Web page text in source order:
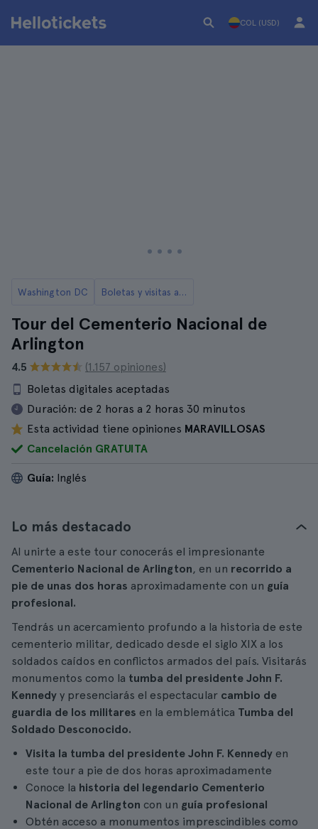
COL (USD)
Washington DC Boletas y visitas a los Memoriales de Guerra y al Cementerio de Arlington en Washington DC
Tour del Cementerio Nacional de
Arlington
4.5
(1.157 opiniones)
Boletas digitales aceptadas
Duración: de 2 horas a 2 horas 30 minutos
Esta actividad tiene opiniones MARAVILLOSAS
Cancelación GRATUITA
Guía: Inglés
Lo más destacado
Al unirte a este tour conocerás el impresionante
Cementerio Nacional de Arlington, en un recorrido a
pie de unas dos horas aproximadamente con un guía
profesional.
Tendrás un acercamiento profundo a la historia de este
cementerio militar, dedicado desde el siglo XIX a los
soldados caídos en conflictos armados del país. Visitarás
monumentos como la tumba del presidente John F.
Kennedy y presenciarás el espectacular cambio de
guardia de los militares en la emblemática Tumba del
Soldado Desconocido.
Visita la tumba del presidente John F. Kennedy en
este tour a pie de dos horas aproximadamente
Conoce la historia del legendario Cementerio
Nacional de Arlington con un guía profesional
Obtén acceso a monumentos imprescindibles como